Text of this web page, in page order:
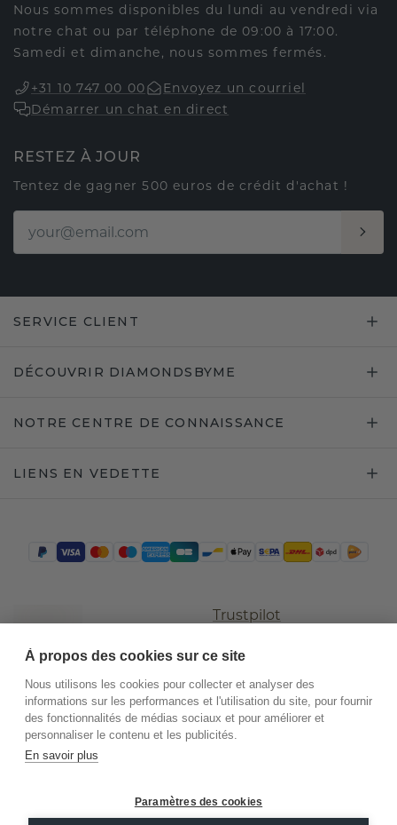
Nous sommes disponibles du lundi au vendredi via
notre chat ou par téléphone de 09:00 à 17:00.
Samedi et dimanche, nous sommes fermés.
+31 10 747 00 00
Envoyez un courriel
Démarrer un chat en direct
RESTEZ À JOUR
Tentez de gagner 500 euros de crédit d'achat !
SERVICE CLIENT
DÉCOUVRIR DIAMONDSBYME
NOTRE CENTRE DE CONNAISSANCE
LIENS EN VEDETTE
Trustpilot
.DiamondsByMe
Conditions
Confidentialité Mentions
À propos des cookies sur ce site
Nous utilisons les cookies pour collecter et analyser des
informations sur les performances et l'utilisation du site, pour fournir
des fonctionnalités de médias sociaux et pour améliorer et
personnaliser le contenu et les publicités.
En savoir plus
Paramètres des cookies